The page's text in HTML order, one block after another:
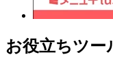
お役立ちツー